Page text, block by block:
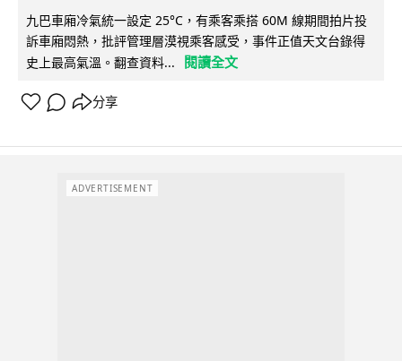
九巴車廂冷氣統一設定 25°C，有乘客乘搭 60M 線期間拍片投
訴車廂悶熱，批評管理層漠視乘客感受，事件正值天文台錄得
史上最高氣溫。翻查資料...
閱讀全文
分享
ADVERTISEMENT